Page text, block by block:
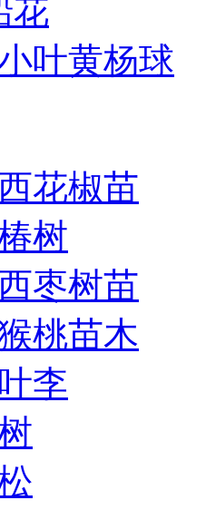
花
叶黄杨球
花椒苗
树
枣树苗
桃苗木
李